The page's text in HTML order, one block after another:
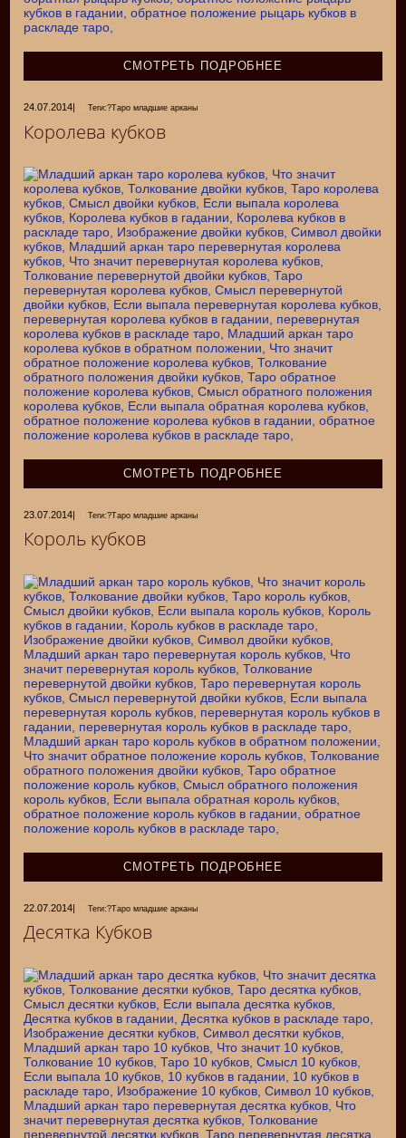
СМОТРЕТЬ ПОДРОБНЕЕ
24.07.2014 Теги:?Таро младшие арканы
Королева кубков
СМОТРЕТЬ ПОДРОБНЕЕ
23.07.2014| Теги:?Таро младшие арканы
Король кубков
СМОТРЕТЬ ПОДРОБНЕЕ
22.07.2014| Теги:?Таро младшие арканы
Десятка Кубков